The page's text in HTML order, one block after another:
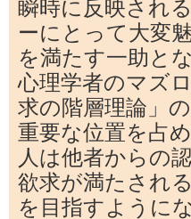
瞬時に反映され
ーにとって大変
を満たす一助と
心理学者のマズ
求の階層理論」
重要な位置を占
人は他者からの
欲求が満たされ
を目指すように